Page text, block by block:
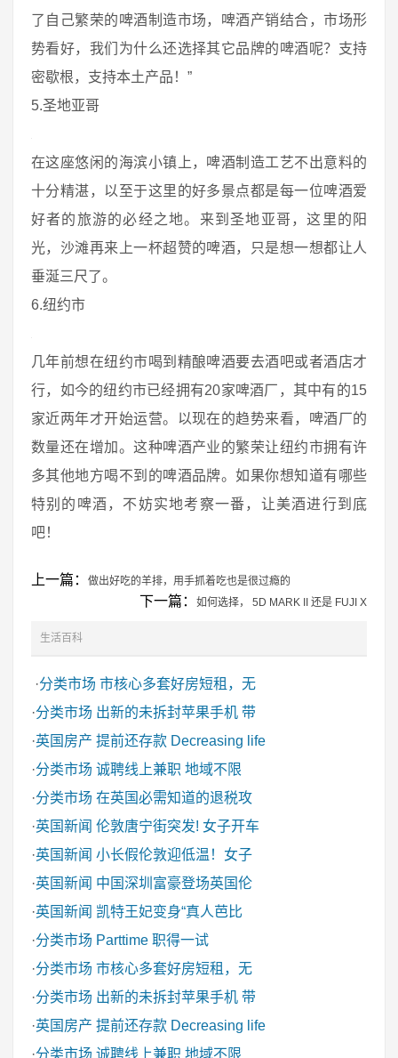
了自己繁荣的啤酒制造市场，啤酒产销结合，市场形
势看好，我们为什么还选择其它品牌的啤酒呢？支持
密歇根，支持本土产品！”
5.圣地亚哥
在这座悠闲的海滨小镇上，啤酒制造工艺不出意料的
十分精湛，以至于这里的好多景点都是每一位啤酒爱
好者的旅游的必经之地。来到圣地亚哥，这里的阳
光，沙滩再来上一杯超赞的啤酒，只是想一想都让人
垂涎三尺了。
6.纽约市
几年前想在纽约市喝到精酿啤酒要去酒吧或者酒店才
行，如今的纽约市已经拥有20家啤酒厂，其中有的15
家近两年才开始运营。以现在的趋势来看，啤酒厂的
数量还在增加。这种啤酒产业的繁荣让纽约市拥有许
多其他地方喝不到的啤酒品牌。如果你想知道有哪些
特别的啤酒，不妨实地考察一番，让美酒进行到底
吧！
上一篇： 做出好吃的羊排，用手抓着吃也是很过瘾的
下一篇： 如何选择， 5D MARK II 还是 FUJI X
生活百科
·分类市场 市核心多套好房短租，无
·分类市场 出新的未拆封苹果手机 带
·英国房产 提前还存款 Decreasing life
·分类市场 诚聘线上兼职 地域不限
·分类市场 在英国必需知道的退税攻
·英国新闻 伦敦唐宁街突发! 女子开车
·英国新闻 小长假伦敦迎低温！女子
·英国新闻 中国深圳富豪登场英国伦
·英国新闻 凯特王妃变身“真人芭比
·分类市场 Parttime 职得一试
·分类市场 市核心多套好房短租，无
·分类市场 出新的未拆封苹果手机 带
·英国房产 提前还存款 Decreasing life
·分类市场 诚聘线上兼职 地域不限